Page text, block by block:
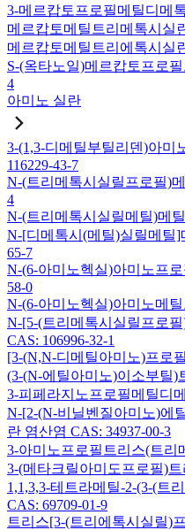
3-메르캅토프로필메틸디메
메르캅토메틸트리메톡시실
메르캅토메틸트리에톡시실
S-(옥타노일)메르캅토프로
4
아미노 실란
3-(1,3-디메틸부틸리덴)아미
116229-43-7
N-(트리메톡시실릴프로필)
4
N-(트리메톡시실릴메틸)메
N-[디메톡시(메틸)실릴메틸]
65-7
N-(6-아미노헥실)아미노프
58-0
N-(6-아미노헥실)아미노메
N-[5-(트리메톡시실릴프로
CAS: 106996-32-1
[3-(N,N-디메틸아미노)프로
(3-(N-에틸아미노)이소부틸)
3-피페라지노프로필메틸디
N-[2-(N-비닐벤질아미노)에
란 염산염 CAS: 34937-00-3
3-아미노프로필트리스(트리
3-(메타크릴아미도프로필)
1,1,3,3-테트라메틸-2-(3-(트
CAS: 69709-01-9
트리스[3-(트리에톡시실릴)